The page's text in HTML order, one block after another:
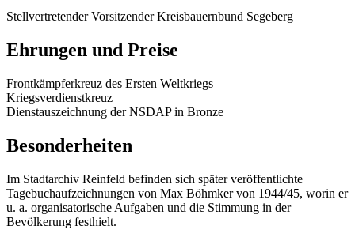
Stellvertretender Vorsitzender Kreisbauernbund Segeberg
Ehrungen und Preise
Frontkämpferkreuz des Ersten Weltkriegs
Kriegsverdienstkreuz
Dienstauszeichnung der NSDAP in Bronze
Besonderheiten
Im Stadtarchiv Reinfeld befinden sich später veröffentlichte
Tagebuchaufzeichnungen von Max Böhmker von 1944/45, worin er
u. a. organisatorische Aufgaben und die Stimmung in der
Bevölkerung festhielt.